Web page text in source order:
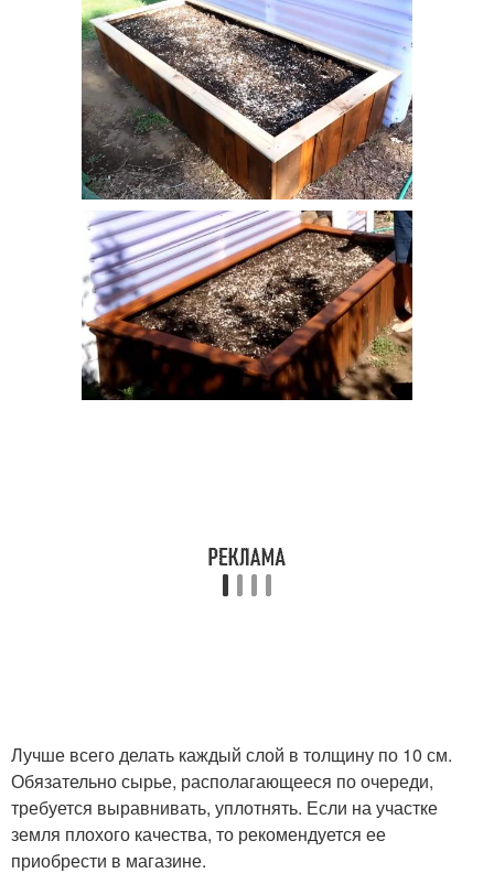
Лучше всего делать каждый слой в толщину по 10 см.
Обязательно сырье, располагающееся по очереди,
требуется выравнивать, уплотнять. Если на участке
земля плохого качества, то рекомендуется ее
приобрести в магазине.